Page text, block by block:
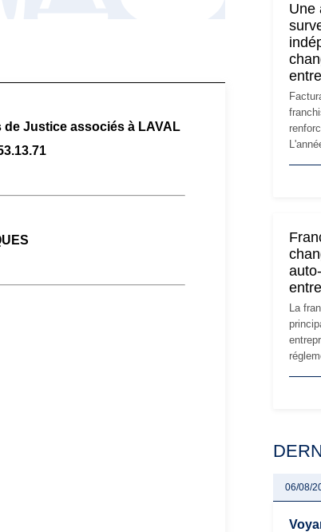
de Justice associés à LAVAL
siège
étape
Une
à
La
les
oblige
06/08/